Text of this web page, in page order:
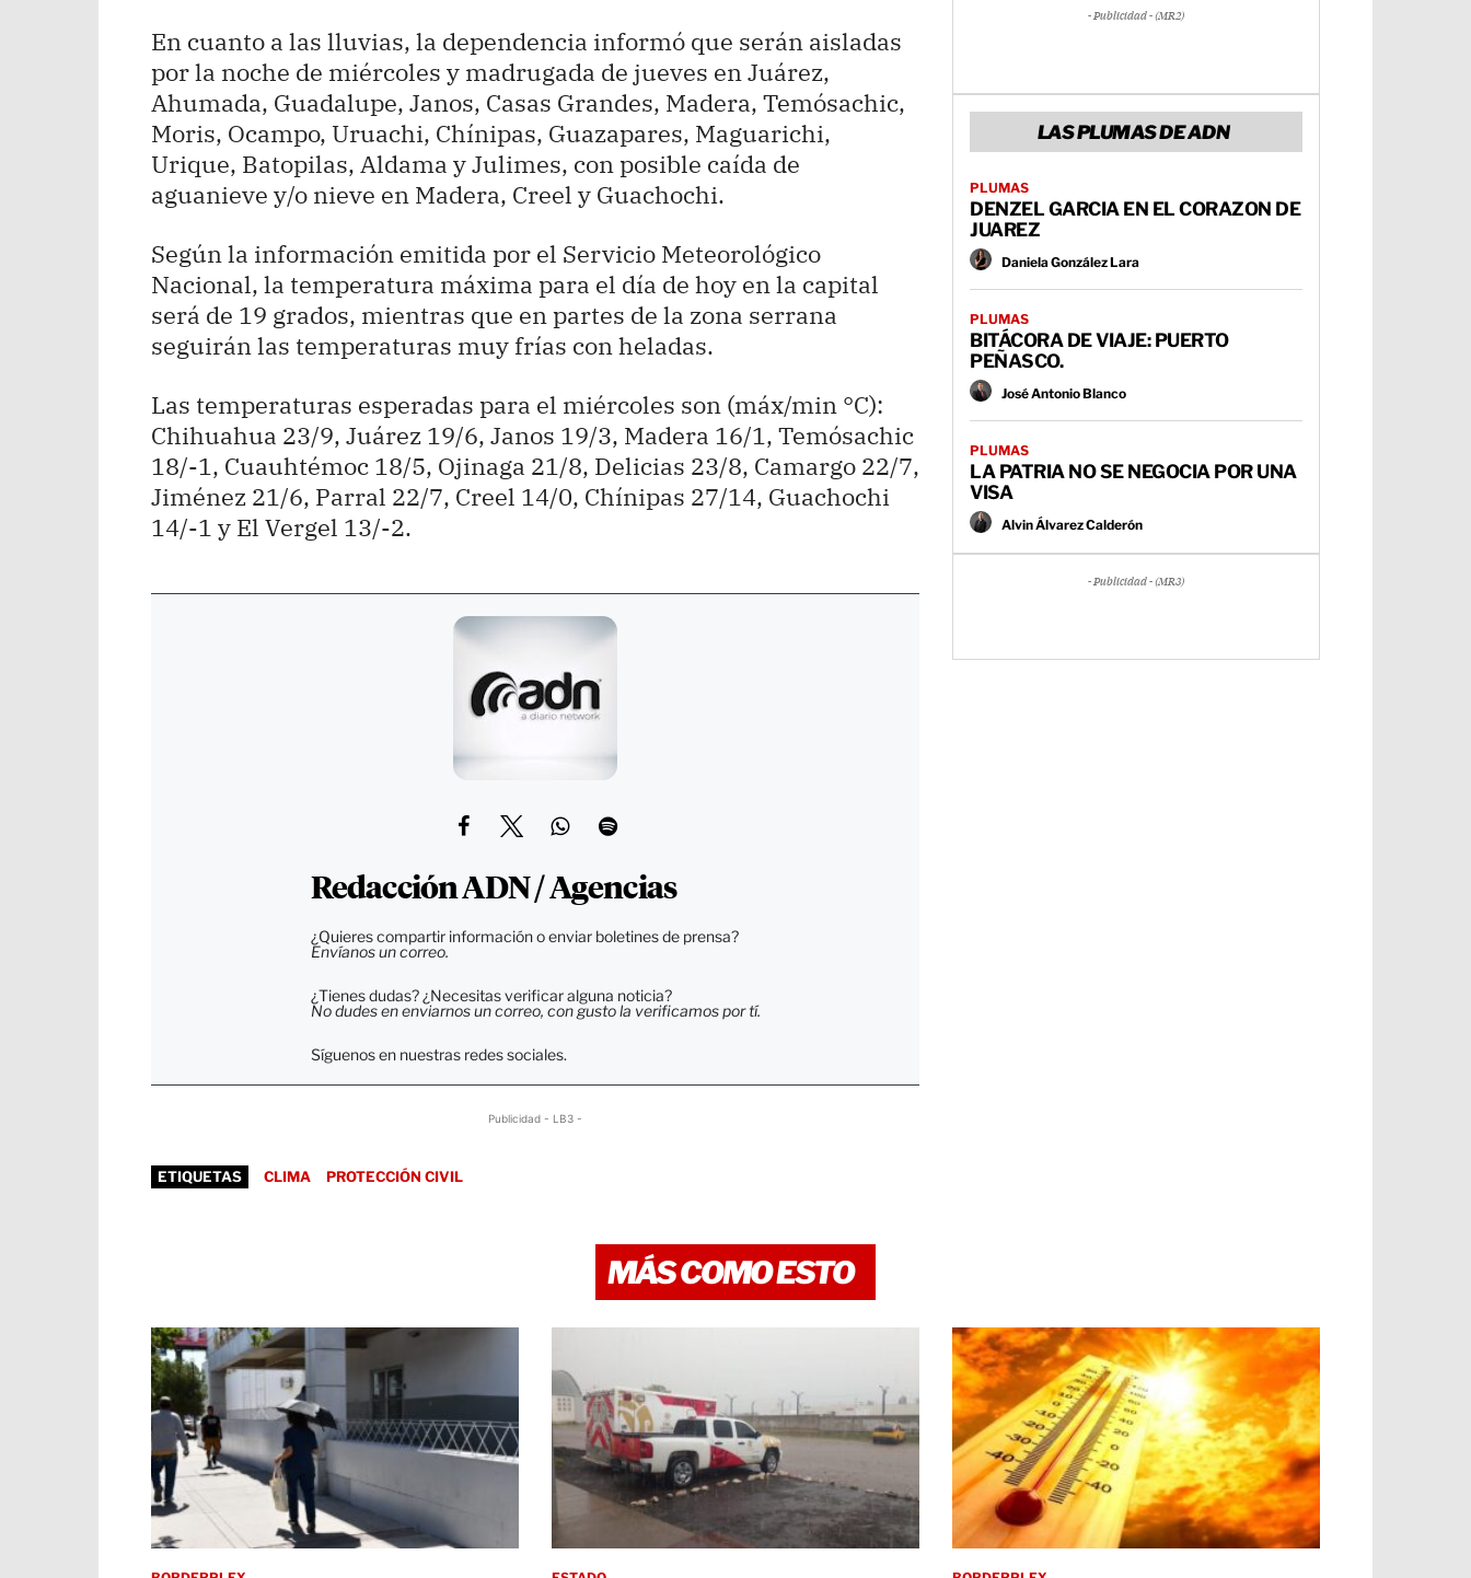
En cuanto a las lluvias, la dependencia informó que serán aisladas
por la noche de miércoles y madrugada de jueves en Juárez,
Ahumada, Guadalupe, Janos, Casas Grandes, Madera, Temósachic,
Moris, Ocampo, Uruachi, Chínipas, Guazapares, Maguarichi,
Urique, Batopilas, Aldama y Julimes, con posible caída de
aguanieve y/o nieve en Madera, Creel y Guachochi.
Según la información emitida por el Servicio Meteorológico
Nacional, la temperatura máxima para el día de hoy en la capital
será de 19 grados, mientras que en partes de la zona serrana
seguirán las temperaturas muy frías con heladas.
Las temperaturas esperadas para el miércoles son (máx/min °C):
Chihuahua 23/9, Juárez 19/6, Janos 19/3, Madera 16/1, Temósachic
18/-1, Cuauhtémoc 18/5, Ojinaga 21/8, Delicias 23/8, Camargo 22/7,
Jiménez 21/6, Parral 22/7, Creel 14/0, Chínipas 27/14, Guachochi
14/-1 y El Vergel 13/-2.
Redacción ADN / Agencias
¿Quieres compartir información o enviar boletines de prensa?
Envíanos un correo.
¿Tienes dudas? ¿Necesitas verificar alguna noticia?
No dudes en enviarnos un correo, con gusto la verificamos por tí.
Síguenos en nuestras redes sociales.
Publicidad - LB3 -
ETIQUETAS CLIMA PROTECCIÓN CIVIL
- Publicidad - (MR2)
LAS PLUMAS DE ADN
PLUMAS
DENZEL GARCIA EN EL CORAZON DE
JUAREZ
Daniela González Lara
PLUMAS
BITÁCORA DE VIAJE: PUERTO
PEÑASCO.
José Antonio Blanco
PLUMAS
LA PATRIA NO SE NEGOCIA POR UNA
VISA
Alvin Álvarez Calderón
- Publicidad - (MR3)
MÁS COMO ESTO